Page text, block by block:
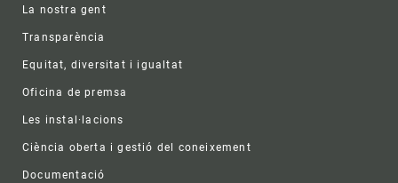
La nostra gent
Transparència
Equitat, diversitat i igualtat
Oficina de premsa
Les instal·lacions
Ciència oberta i gestió del coneixement
Documentació